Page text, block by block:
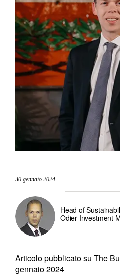
30 gennaio 2024
Head of
Odier Investment
Articolo pubblicato su The
gennaio 2024